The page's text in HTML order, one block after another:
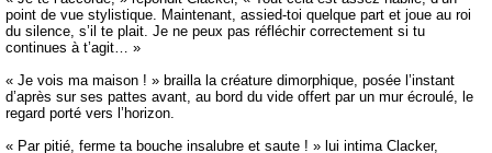
point de vue stylistique. Maintenant, assied-toi quelque part et joue au roi
du silence, s’il te plait. Je ne peux pas réfléchir correctement si tu
continues à t’agit… »
« Je vois ma maison ! » brailla la créature dimorphique, posée l’instant
d’après sur ses pattes avant, au bord du vide offert par un mur écroulé, le
regard porté vers l’horizon.
« Par pitié, ferme ta bouche insalubre et saute ! » lui intima Clacker,